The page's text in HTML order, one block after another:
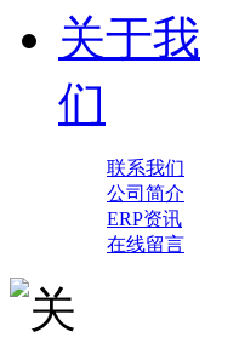
关于我
们
联系我们
公司简介
ERP资讯
在线留言